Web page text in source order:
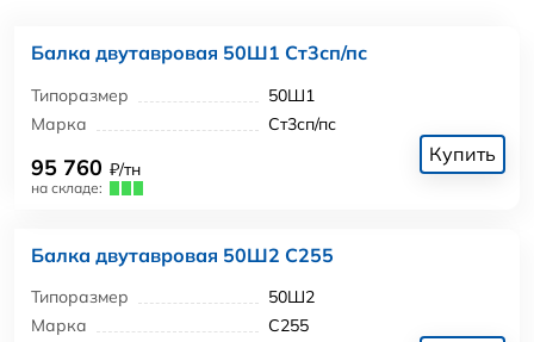
Балка двутавровая 50Ш1 Ст3сп/пс
Типоразмер
50Ш1
Марка
Ст3сп/пс
95 760 ₽/тн
на складе:
Купить
Балка двутавровая 50Ш2 С255
Типоразмер
50Ш2
Марка
С255